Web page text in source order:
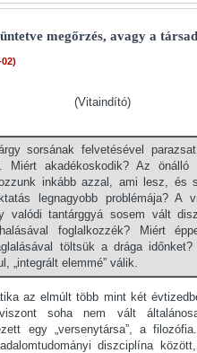
megőrzés, avagy a
(Vitaindító)
sorsának felvetésével
Miért akadékoskodik? Az önálló
inkább azzal, ami lesz, és
legnagyobb problémája? A
valódi tantárggyá sosem vált
foglalkozzék? Miért
töltsük a drága
„integrált elemmé” válik.
az elmúlt több mint két
soha nem vált
egy „versenytársa”, a
diszciplína